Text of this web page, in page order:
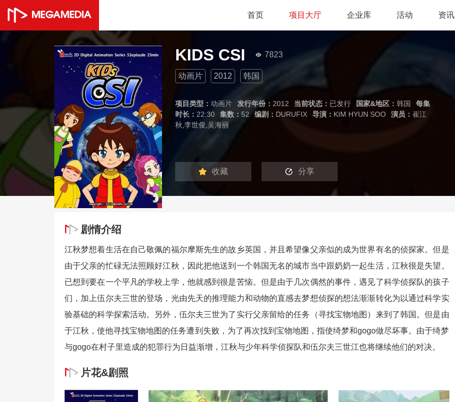
首页 项目大厅 企业库 活动 资讯
KIDS CSI 7823
动画片 2012 韩国
项目类型： 动画片 发行年份： 2012 当前状态： 已发行 国家&地区： 韩国
每集
时长： 22:30 集数： 52 编剧： DURUFIX 导演： KIM HYUN SOO 演员： 崔江
秋,李世俊,吴海丽
收藏 分享
剧情介绍
江秋梦想着生活在自己敬佩的福尔摩斯先生的故乡英国，并且希望像父亲似的成为世界有名的侦探家。但是
由于父亲的忙碌无法照顾好江秋，因此把他送到一个韩国无名的城市当中跟奶奶一起生活，江秋很是失望。
已想到要在一个平凡的学校上学，他就感到很是苦恼。但是由于几次偶然的事件，遇见了科学侦探队的孩子
们，加上伍尔夫三世的登场，光由先天的推理能力和动物的直感去梦想侦探的想法渐渐转化为以通过科学实
验基础的科学探索活动。另外，伍尔夫三世为了实行父亲留给的任务（寻找宝物地图）来到了韩国。但是由
于江秋，使他寻找宝物地图的任务遭到失败，为了再次找到宝物地图，指使绮梦和gogo做尽坏事。由于绮梦
与gogo在村子里造成的犯罪行为日益渐增，江秋与少年科学侦探队和伍尔夫三世江也将继续他们的对决。
片花&剧照